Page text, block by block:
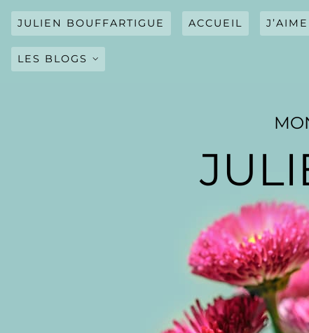
Skip
JULIEN BOUFFARTIGUE ACCUEIL
LES BLOGS